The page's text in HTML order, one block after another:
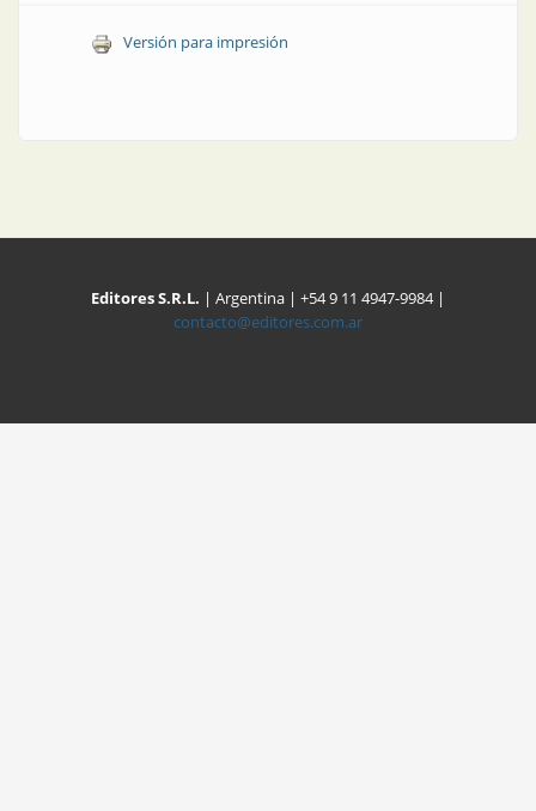
Versión para impresión
Editores S.R.L. | Argentina | +54 9 11 4947-9984 |
contacto@editores.com.ar